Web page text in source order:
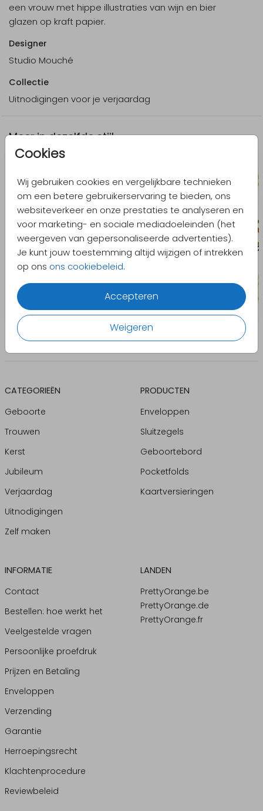
Cookies
Wij gebruiken cookies en vergelijkbare technieken
om een betere gebruikerservaring te bieden, ons
websiteverkeer en onze prestaties te analyseren en
voor marketing- en sociale mediadoeleinden (het
weergeven van gepersonaliseerde advertenties).
Je kunt jouw toestemming altijd wijzigen of intrekken
op ons ons cookiebeleid.
Accepteren
Weigeren
een vrouw met hippe illustraties van wijn en bier
glazen op kraft papier.
Designer
Studio Mouché
Collectie
Uitnodigingen voor je verjaardag
Meer in dezelfde stijl
CATEGORIEËN
Geboorte
Trouwen
Kerst
Jubileum
Verjaardag
Uitnodigingen
Zelf maken
PRODUCTEN
Enveloppen
Sluitzegels
Geboortebord
Pocketfolds
Kaartversieringen
INFORMATIE
Contact
Bestellen: hoe werkt het
Veelgestelde vragen
Persoonlijke proefdruk
Prijzen en Betaling
Enveloppen
Verzending
Garantie
Herroepingsrecht
Klachtenprocedure
Reviewbeleid
LANDEN
PrettyOrange.be
PrettyOrange.de
PrettyOrange.fr